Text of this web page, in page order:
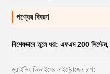
পণ্যের বিবরণ
বিশেষভাবে তুলে ধরা: এফএম 200 সিস্টেম,
ড্রাইভিং ডিভাইসের নাইট্রোজেন চাপ: